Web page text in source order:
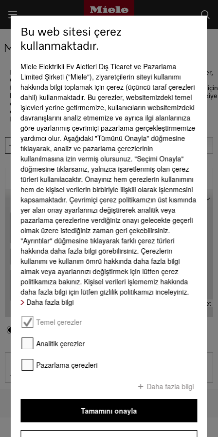
Miele Satış Noktaları
Miele Experience Center Vadİstanbul, Watergarden, Zorlu Center,
Göktürk Larus Loft ve Bağdat Caddesi Suadiye mağazalarımız ve
tüm Miele Centerlarımız sizlere hizmet vermektedir. Detaylı bilgi için
lütfen 444 11 22 no.lu Müşteri Hizmetlerimizi arayınız. Miele Türkiye
olarak sizlere E-Shop adresimizden kesintisiz hizmete devam
ediyoruz
Her koşulda sizlerin yanındayız!
Filtre
Harita
+
-
+
-
Leaflet
Bölgeniz
Bu web sitesi çerez
kullanmaktadır.
Miele Elektrikli Ev Aletleri Dış Ticaret ve Pazarlama
Limited Şirketi ("Miele"), ziyaretçilerin siteyi kullanımı
hakkında bilgi toplamak için çerez (üçüncü taraf çerezleri
dahil) kullanmaktadır. Bu çerezler, websitemizdeki temel
işlevleri yerine getirmemize, kullanıcıların websitemizdeki
davranışlarını analiz etmemize ve ayrıca ilgi alanlarınıza
göre uyarlanmış çevrimiçi pazarlama gerçekleştirmemize
yardımcı olur. Aşağıdaki "Tümünü Onayla" düğmesine
tıklayarak, analiz ve pazarlama çerezlerinin
kullanılmasına izin vermiş olursunuz. "Seçimi Onayla"
düğmesine tıklarsanız, yalnızca işaretlenmiş olan çerez
türleri kullanılacaktır. Onayınız hem çerezlerin kullanımını
hem de kişisel verilerin birbiriyle ilişkili olarak işlenmesini
kapsamaktadır. Çevrimiçi çerez politikamızın üst kısmında
yer alan onay ayarlarınızı değiştirerek analitik veya
pazarlama çerezlerine verdiğiniz onayı gelecekte geçerli
olmak üzere istediğiniz zaman geri çekebilirsiniz.
"Ayrıntılar" düğmesine tıklayarak farklı çerez türleri
hakkında daha fazla bilgi görebilirsiniz. Çerezlerin
kullanımı ve kullanım ömrü hakkında daha fazla bilgi
almak veya ayarlarınızı değiştirmek için lütfen çerez
politikamıza bakınız. Kişisel verileri işlememiz hakkında
daha fazla bilgi için lütfen gizlilik politikamızı inceleyiniz.
Daha fazla bilgi
Temel çerezler
Analitik çerezler
Pazarlama çerezleri
Daha fazla bilgi
Tamamını onayla